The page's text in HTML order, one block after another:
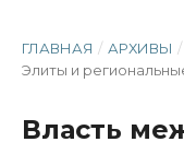
ГЛАВНАЯ / АРХИВЫ /
Элиты и
Власть